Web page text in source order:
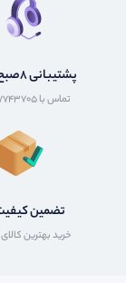
پشتیبانی 8صبح الی 15
تماس با 02537743705
تضمین
خرید بهترین